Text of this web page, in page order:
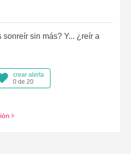
sin más? Y... ¿reír a
crear alerta
0 de 20